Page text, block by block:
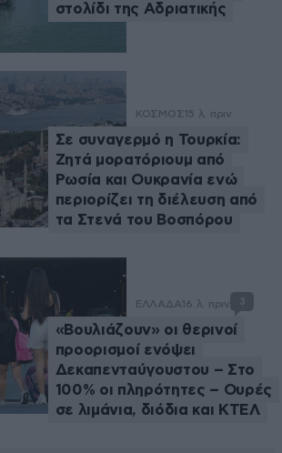
στολίδι της Αδριατικής
ΚΟΣΜΟΣ 15 λ. πριν
Σε συναγερμό η Τουρκία:
Ζητά μορατόριουμ από
Ρωσία και Ουκρανία ενώ
περιορίζει τη διέλευση από
τα Στενά του Βοσπόρου
ΕΛΛΑΔΑ 16 λ. πριν 3
«Βουλιάζουν» οι θερινοί
προορισμοί ενόψει
Δεκαπενταύγουστου – Στο
100% οι πληρότητες – Ουρές
σε λιμάνια, διόδια και ΚΤΕΛ